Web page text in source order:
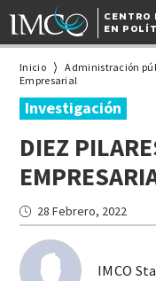
CENTRO
EN
Inicio Administración
Empresarial
Investigación
DIEZ
IMCO
28 Febrero, 2022